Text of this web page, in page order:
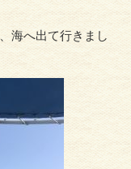
海へ出て行きまし